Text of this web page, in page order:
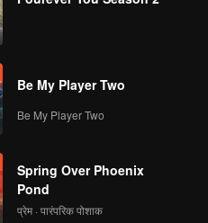
144
148
Be My Player Two
Be My Player Two
Spring Over Phoenix
Pond
प्रेम · पारंपरिक पोशाक